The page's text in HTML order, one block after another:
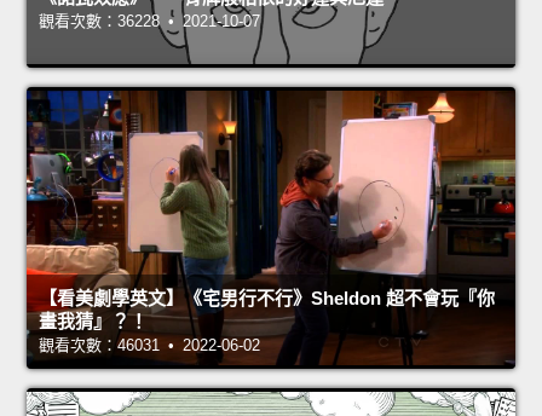
觀看次數：36228 • 2021-10-07
【看美劇學英文】《宅男行不行》Sheldon 超不會玩『你
畫我猜』？！
觀看次數：46031 • 2022-06-02